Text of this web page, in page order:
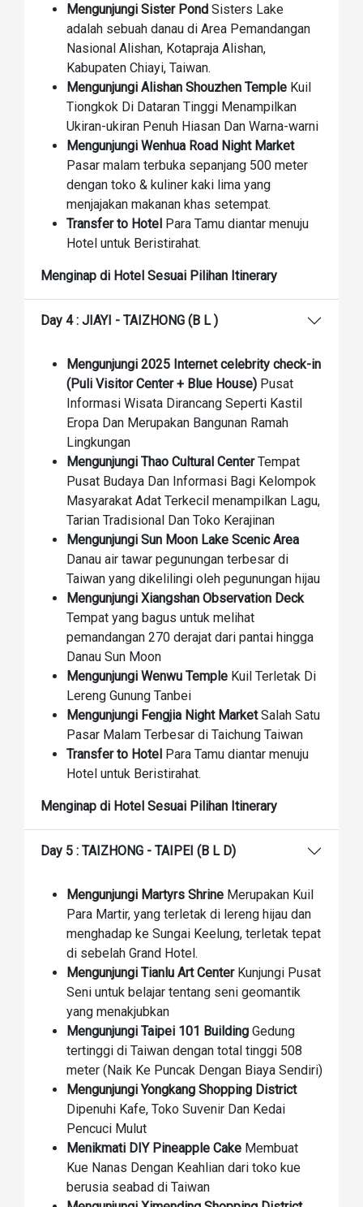
Mengunjungi Sister Pond Sisters Lake
adalah sebuah danau di Area Pemandangan
Nasional Alishan, Kotapraja Alishan,
Kabupaten Chiayi, Taiwan.
Mengunjungi Alishan Shouzhen Temple Kuil
Tiongkok Di Dataran Tinggi Menampilkan
Ukiran-ukiran Penuh Hiasan Dan Warna-warni
Mengunjungi Wenhua Road Night Market
Pasar malam terbuka sepanjang 500 meter
dengan toko & kuliner kaki lima yang
menjajakan makanan khas setempat.
Transfer to Hotel Para Tamu diantar menuju
Hotel untuk Beristirahat.
Menginap di Hotel Sesuai Pilihan Itinerary
Day 4 : JIAYI - TAIZHONG (B L )
Mengunjungi 2025 Internet celebrity check-in
(Puli Visitor Center + Blue House) Pusat
Informasi Wisata Dirancang Seperti Kastil
Eropa Dan Merupakan Bangunan Ramah
Lingkungan
Mengunjungi Thao Cultural CenterTempat
Pusat Budaya Dan Informasi Bagi Kelompok
Masyarakat Adat Terkecil menampilkan Lagu,
Tarian Tradisional Dan Toko Kerajinan
Mengunjungi Sun Moon Lake Scenic Area
Danau air tawar pegunungan terbesar di
Taiwan yang dikelilingi oleh pegunungan hijau
Mengunjungi Xiangshan Observation Deck
Tempat yang bagus untuk melihat
pemandangan 270 derajat dari pantai hingga
Danau Sun Moon
Mengunjungi Wenwu Temple Kuil Terletak Di
Lereng Gunung Tanbei
Mengunjungi Fengjia Night MarketSalah Satu
Pasar Malam Terbesar di Taichung Taiwan
Transfer to Hotel Para Tamu diantar menuju
Hotel untuk Beristirahat.
Menginap di Hotel Sesuai Pilihan Itinerary
Day 5 : TAIZHONG - TAIPEI (B L D)
Mengunjungi Martyrs Shrine Merupakan Kuil
Para Martir, yang terletak di lereng hijau dan
menghadap ke Sungai Keelung, terletak tepat
di sebelah Grand Hotel.
Mengunjungi Tianlu Art Center Kunjungi Pusat
Seni untuk belajar tentang seni geomantik
yang menakjubkan
Mengunjungi Taipei 101 Building Gedung
tertinggi di Taiwan dengan total tinggi 508
meter (Naik Ke Puncak Dengan Biaya Sendiri)
Mengunjungi Yongkang Shopping District
Dipenuhi Kafe, Toko Suvenir Dan Kedai
Pencuci Mulut
Menikmati DIY Pineapple Cake Membuat
Kue Nanas Dengan Keahlian dari toko kue
berusia seabad di Taiwan